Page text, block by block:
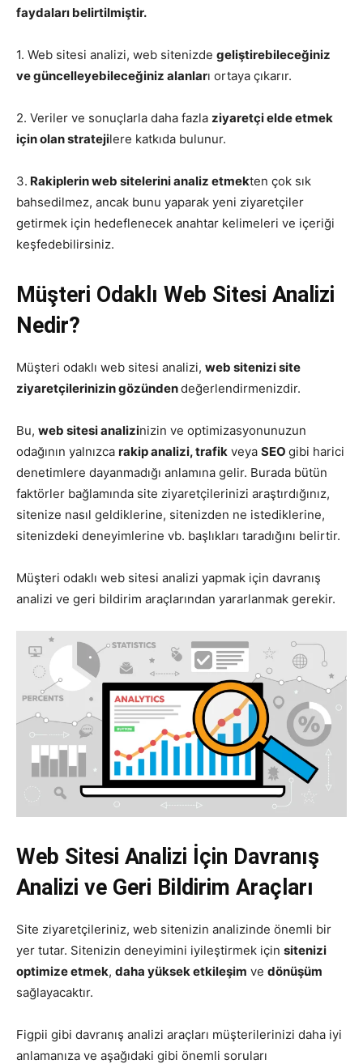
faydaları belirtilmiştir.
1. Web sitesi analizi, web sitenizde geliştirebileceğiniz
ve güncelleyebileceğiniz alanları ortaya çıkarır.
2. Veriler ve sonuçlarla daha fazla ziyaretçi elde etmek
için olan stratejilere katkıda bulunur.
3. Rakiplerin web sitelerini analiz etmekten çok sık
bahsedilmez, ancak bunu yaparak yeni ziyaretçiler
getirmek için hedeflenecek anahtar kelimeleri ve içeriği
keşfedebilirsiniz.
Müşteri Odaklı Web Sitesi Analizi
Nedir?
Müşteri odaklı web sitesi analizi, web sitenizi site
ziyaretçilerinizin gözündendeğerlendirmenizdir.
Bu, web sitesi analizinizin ve optimizasyonunuzun
odağının yalnızca rakip analizi, trafik veya SEO gibi harici
denetimlere dayanmadığı anlamına gelir. Burada bütün
faktörler bağlamında site ziyaretçilerinizi araştırdığınız,
sitenize nasıl geldiklerine, sitenizden ne istediklerine,
sitenizdeki deneyimlerine vb. başlıkları taradığını belirtir.
Müşteri odaklı web sitesi analizi yapmak için davranış
analizi ve geri bildirim araçlarından yararlanmak gerekir.
Web Sitesi Analizi İçin Davranış
Analizi ve Geri Bildirim Araçları
Site ziyaretçileriniz, web sitenizin analizinde önemli bir
yer tutar. Sitenizin deneyimini iyileştirmek için sitenizi
optimize etmek, daha yüksek etkileşim ve dönüşüm
sağlayacaktır.
Figpii gibi davranış analizi araçları müşterilerinizi daha iyi
anlamanıza ve aşağıdaki gibi önemli soruları